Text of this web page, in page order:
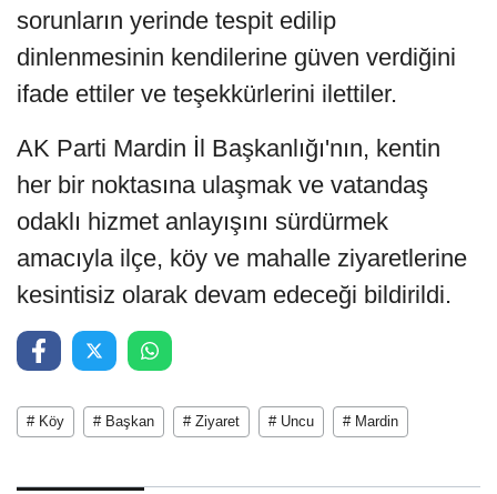
sorunların yerinde tespit edilip
dinlenmesinin kendilerine güven verdiğini
ifade ettiler ve teşekkürlerini ilettiler.
AK Parti Mardin İl Başkanlığı'nın, kentin
her bir noktasına ulaşmak ve vatandaş
odaklı hizmet anlayışını sürdürmek
amacıyla ilçe, köy ve mahalle ziyaretlerine
kesintisiz olarak devam edeceği bildirildi.
# Köy # Başkan # Ziyaret # Uncu # Mardin